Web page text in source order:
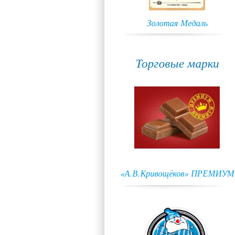
Золотая Медаль
Торговые марки
«А.В.Кривощёков» ПРЕМИУМ